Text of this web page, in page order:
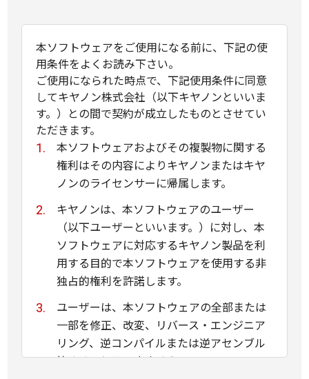
本ソフトウェアをご使用になる前に、下記の使
用条件をよくお読み下さい。
ご使用になられた時点で、下記使用条件に同意
してキヤノン株式会社（以下キヤノンといいま
す。）との間で契約が成立したものとさせてい
ただきます。
本ソフトウェアおよびその複製物に関する
権利はその内容によりキヤノンまたはキヤ
ノンのライセンサーに帰属します。
キヤノンは、本ソフトウェアのユーザー
（以下ユーザーといいます。）に対し、本
ソフトウェアに対応するキヤノン製品を利
用する目的で本ソフトウェアを使用する非
独占的権利を許諾します。
ユーザーは、本ソフトウェアの全部または
一部を修正、改変、リバース・エンジニア
リング、逆コンパイルまたは逆アセンブル
等することはできません。